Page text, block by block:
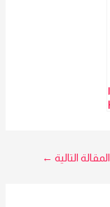
المقالة التالية←